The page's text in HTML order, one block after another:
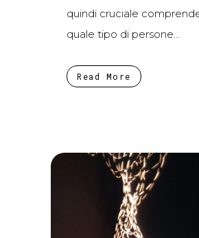
quindi cruciale
quale tipo di persone...
Read More